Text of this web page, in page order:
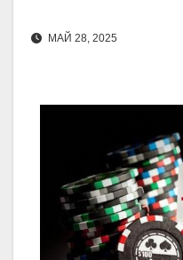
МАЙ 28, 2025